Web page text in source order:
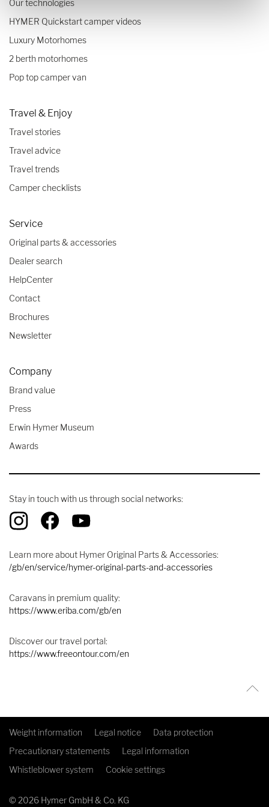
Our technologies
HYMER Quickstart camper videos
Luxury Motorhomes
2 berth motorhomes
Pop top camper van
Travel & Enjoy
Travel stories
Travel advice
Travel trends
Camper checklists
Service
Original parts & accessories
Dealer search
HelpCenter
Contact
Brochures
Newsletter
Company
Brand value
Press
Erwin Hymer Museum
Awards
Stay in touch with us through social networks:
Learn more about Hymer Original Parts & Accessories:
/gb/en/service/hymer-original-parts-and-accessories
Caravans in premium quality:
https://www.eriba.com/gb/en
Discover our travel portal:
https://www.freeontour.com/en
Weight information Legal notice
Data protection
Precautionary statements
Legal information
Whistleblower system
Cookie settings
© 2026 Hymer GmbH & Co. KG